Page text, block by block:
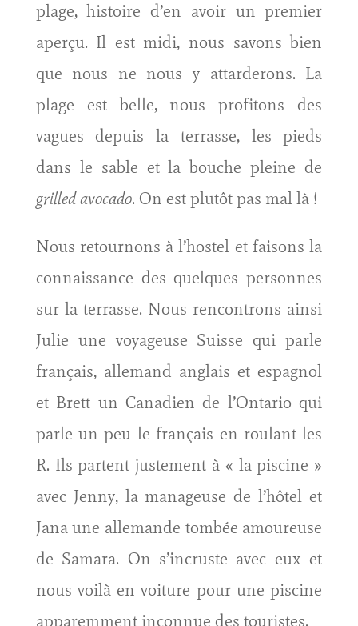
plage, histoire d’en avoir un premier
aperçu. Il est midi, nous savons bien
que nous ne nous y attarderons. La
plage est belle, nous profitons des
vagues depuis la terrasse, les pieds
dans le sable et la bouche pleine de
grilled avocado. On est plutôt pas mal là !
Nous retournons à l’hostel et faisons la
connaissance des quelques personnes
sur la terrasse. Nous rencontrons ainsi
Julie une voyageuse Suisse qui parle
français, allemand anglais et espagnol
et Brett un Canadien de l’Ontario qui
parle un peu le français en roulant les
R. Ils partent justement à « la piscine »
avec Jenny, la manageuse de l’hôtel et
Jana une allemande tombée amoureuse
de Samara. On s’incruste avec eux et
nous voilà en voiture pour une piscine
apparemment inconnue des touristes.